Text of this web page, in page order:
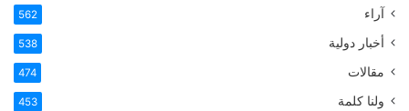
آراء 562
أخبار دولية 538
مقالات 474
ولنا كلمة 453